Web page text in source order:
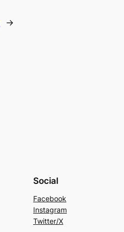
→
Social
Facebook
Instagram
Twitter/X